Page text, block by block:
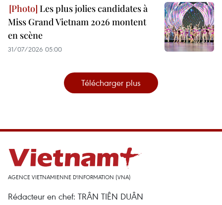
Les plus jolies candidates à
Miss Grand Vietnam 2026 montent
en scène
31/07/2026 05:00
Télécharger plus
AGENCE VIETNAMIENNE D'INFORMATION (VNA)
Rédacteur en chef: TRÂN TIÊN DUÂN